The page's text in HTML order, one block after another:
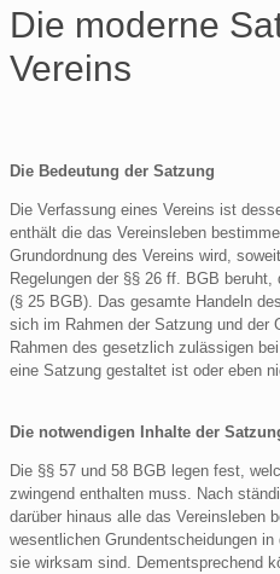
Die moderne
Vereins
Die Bedeutung der Satzung
Die Verfassung eines Vereins ist
enthält die das Vereinsleben
Grundordnung des Vereins wird,
Regelungen der §§ 26 ff. BGB
(§ 25 BGB). Das gesamte Handeln
sich im Rahmen der Satzung und der
Rahmen des gesetzlich zulässigen
eine Satzung gestaltet ist oder eben
Die notwendigen Inhalte der
Die §§ 57 und 58 BGB legen fest,
zwingend enthalten muss. Nach
darüber hinaus alle das Vereinsleben
wesentlichen Grundentscheidungen
sie wirksam sind. Dementsprechend